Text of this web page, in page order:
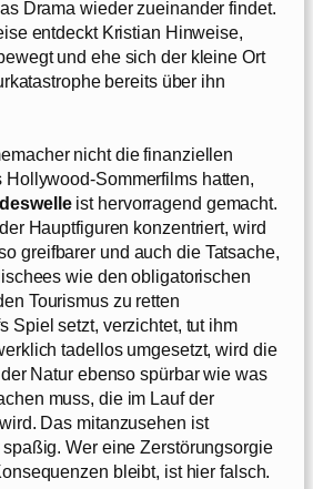
Drama wieder zueinander findet.
entdeckt Kristian Hinweise,
und ehe sich der kleine Ort
bereits über ihn
nicht die finanziellen
Sommerfilms hatten,
ist hervorragend gemacht.
Hauptfiguren konzentriert, wird
greifbarer und auch die Tatsache,
wie den obligatorischen
Tourismus zu retten
Spiel setzt, verzichtet, tut ihm
tadellos umgesetzt, wird die
Natur ebenso spürbar wie was
muss, die im Lauf der
Das mitanzusehen ist
Wer eine Zerstörungsorgie
bleibt, ist hier falsch.